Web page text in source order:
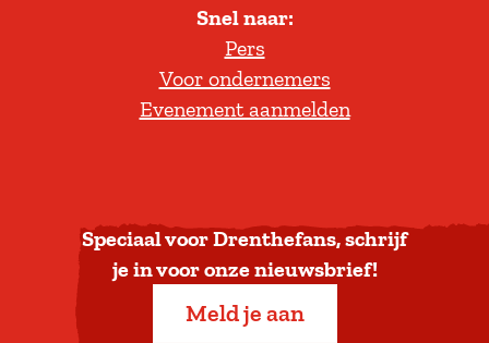
l
t
e
r
a
a
b
Snel naar:
Pers
Voor ondernemers
Evenement aanmelden
Speciaal voor Drenthefans, schrijf
je in voor onze nieuwsbrief!
Meld je aan